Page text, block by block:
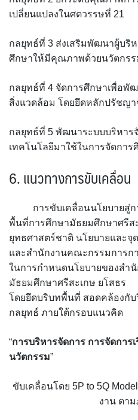
เปลี่ยนแปลงในศตวรรษที่ 21
กลยุทธ์ที่ 3 ส่งเสริมพัฒนาผู้บริ
ศึกษาให้มีคุณภาพด้วยนวัตกร
กลยุทธ์ที่ 4 จัดการศึกษาเพื่อ
สิ่งแวดล้อม โดยยึดหลักปรัชญา
กลยุทธ์ที่ 5 พัฒนาระบบบริหาร
เทคโนโลยีมาใช้ในการจัดการ
6.แนวทางการขับเคลื่อน
การขับเคลื่อนนโยบายสู่
พื้นที่การศึกษามัธยมศึกษาศ
ยุทธศาสตร์ชาติ นโยบายและจุ
และสำนักงานคณะกรรมการก
ในการกำหนดนโยบายของสำ
มัธยมศึกษาศรีสะเกษ ยโสธร
โดยยึดบริบทพื้นที่ สอดคล้องกับ
กลยุทธ์ ภายใต้กรอบแนวคิด
“การบริหารจัดการ การจัดกา
นวัตกรรม”
ขับเคลื่อนโดย 5P to 5Q
งาน ตา